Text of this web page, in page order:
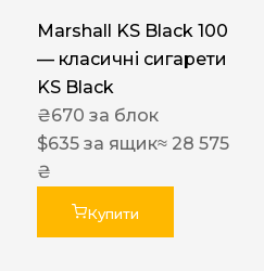
Marshall KS Black 100
— класичні сигарети
KS Black
₴670 за блок
$635 за ящик≈ 28 575
₴
Купити